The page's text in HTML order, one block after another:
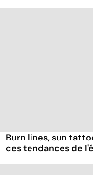
Burn lines, sun
ces tendances de